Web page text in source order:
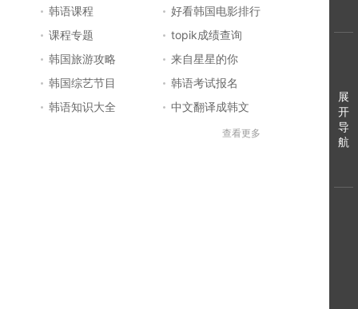
韩语课程
好看韩国电影排行
课程专题
topik成绩查询
韩国旅游攻略
来自星星的你
韩国综艺节目
韩语考试报名
韩语知识大全
中文翻译成韩文
查看更多
展
开
导
航